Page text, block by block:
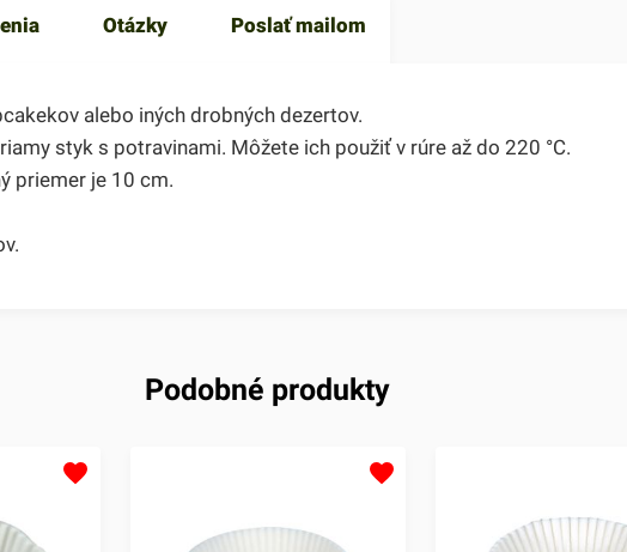
Otázky Poslať mailom
alebo iných drobných dezertov.
styk s potravinami. Môžete ich použiť v rúre až do 220 °C.
priemer je 10 cm.
Podobné produkty